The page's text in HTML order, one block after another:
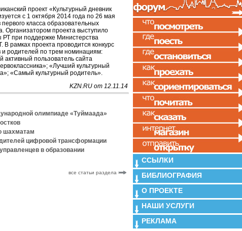
проект «Культурный дневник
с 1 октября 2014 года по 26 мая
класса образовательных
Организатором проекта выступило
РТ при поддержке Министерства
В рамках проекта проводится конкурс
и родителей по трем номинациям:
активный пользователь сайта
«Лучший культурный
«Самый культурный родитель».
KZN.RU от 12.11.14
олимпиаде «Туймаада»
шахматам
цифровой трансформации
в образовании
все статьи раздела
ССЫЛКИ
БИБЛИОГРАФИЯ
О ПРОЕКТЕ
НАШИ УСЛУГИ
РЕКЛАМА